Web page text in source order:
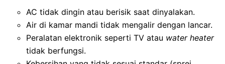
AC tidak dingin atau berisik saat dinyalakan.
Air di kamar mandi tidak mengalir dengan lancar.
Peralatan elektronik seperti TV atau water heater
tidak berfungsi.